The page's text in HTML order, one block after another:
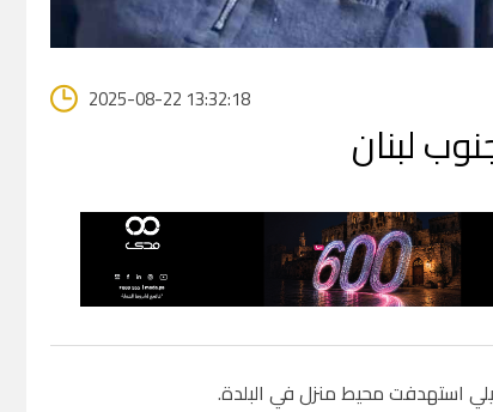
2025-08-22 13:32:18
لبنان
استهدفت محيط منزل في البلدة.